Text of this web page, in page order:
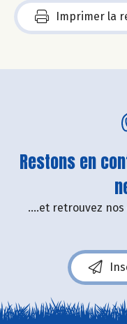
Imprimer la
Restons en
....et retrouvez